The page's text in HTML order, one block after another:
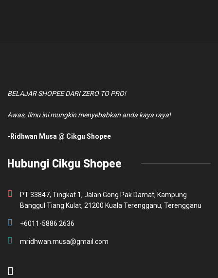
BELAJAR SHOPEE DARI ZERO TO PRO!
Awas, Ilmu ini mungkin menyebabkan anda kaya raya!
-Ridhwan Musa @ Cikgu Shopee
Hubungi Cikgu Shopee
PT 33847, Tingkat 1, Jalan Gong Pak Damat, Kampung
Banggul Tiang Kulat, 21200 Kuala Terengganu, Terengganu
+6011-5886 2636
mridhwan.musa@gmail.com